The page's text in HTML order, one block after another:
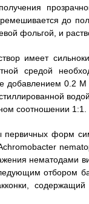
до
фольгой, и
имеет
средой
добавлением 0.2
соотношении 1:1.
первичных форм
нематодами
отбором